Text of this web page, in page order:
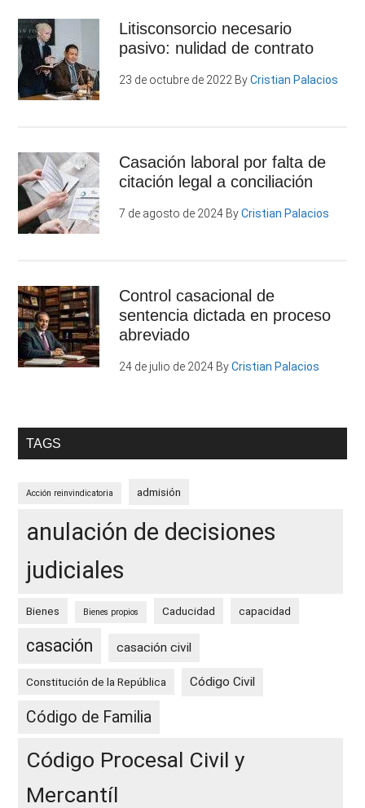
Litisconsorcio necesario
pasivo: nulidad de contrato
23 de octubre de 2022 ByCristian Palacios
Casación laboral por falta de
citación legal a conciliación
7 de agosto de 2024 ByCristian Palacios
Control casacional de
sentencia dictada en proceso
abreviado
24 de julio de 2024 ByCristian Palacios
TAGS
Acción reinvindicatoria admisión
anulación de decisiones
judiciales
Bienes Bienes propios Caducidad capacidad
casación casación civil
Constitución de la República Código Civil
Código de Familia
Código Procesal Civil y
Mercantíl